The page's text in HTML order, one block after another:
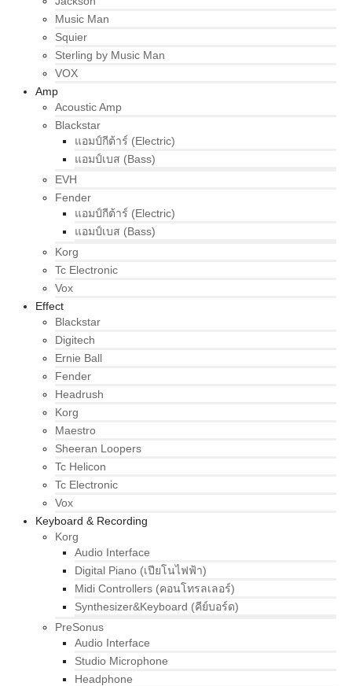
Music Man
Squier
Sterling by Music Man
VOX
Amp
Acoustic Amp
Blackstar
แอมป์กีต้าร์ (Electric)
แอมป์เบส (Bass)
EVH
Fender
แอมป์กีต้าร์ (Electric)
แอมป์เบส (Bass)
Korg
Tc Electronic
Vox
Effect
Blackstar
Digitech
Ernie Ball
Fender
Headrush
Korg
Maestro
Sheeran Loopers
Tc Helicon
Tc Electronic
Vox
Keyboard & Recording
Korg
Audio Interface
Digital Piano (เปียโนไฟฟ้า)
Midi Controllers (คอนโทรลเลอร์)
Synthesizer&Keyboard (คีย์บอร์ด)
PreSonus
Audio Interface
Studio Microphone
Headphone